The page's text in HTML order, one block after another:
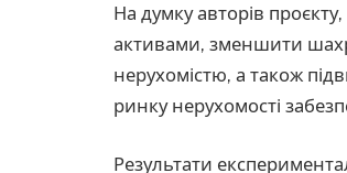
На думку авторів
активами, зменшити
нерухомістю, а також
ринку нерухомості
Результати